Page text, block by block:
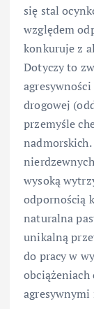
się stal
względem
konkuruje z
Dotyczy to
drogowej
przemyśle
wysoką
odpornością
naturalna
unikalną
do pracy w